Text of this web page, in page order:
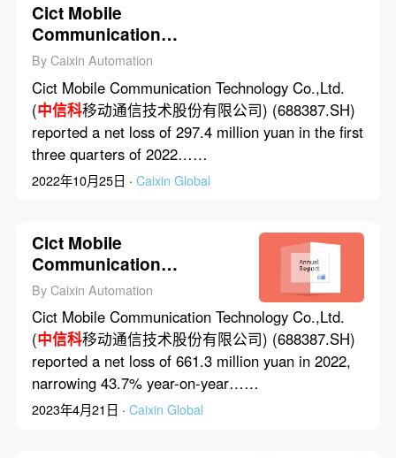
Cict Mobile
Communication
Technology Co.,Ltd.
Posted 297.4 Million Yuan
Net Loss in First Three
Quarters of 2022
By Caixin Automation
Cict Mobile Communication Technology Co.,Ltd.
(中信科移动通信技术股份有限公司) (688387.SH)
reported a net loss of 297.4 million yuan in the first
three quarters of 2022……
2022年10月25日 · Caixin Global
Cict Mobile
Communication
Technology Co.,Ltd.
Posted 661.3 Million Yuan
Net Loss in 2022
By Caixin Automation
Cict Mobile Communication Technology Co.,Ltd.
(中信科移动通信技术股份有限公司) (688387.SH)
reported a net loss of 661.3 million yuan in 2022,
narrowing 43.7% year-on-year……
2023年4月21日 · Caixin Global